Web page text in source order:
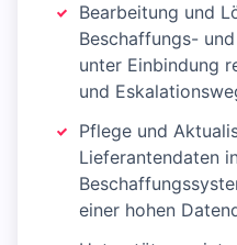
Bearbeitung und
Beschaffungs-
unter Einbindung
und
Pflege und
Lieferantendaten
einer hohen